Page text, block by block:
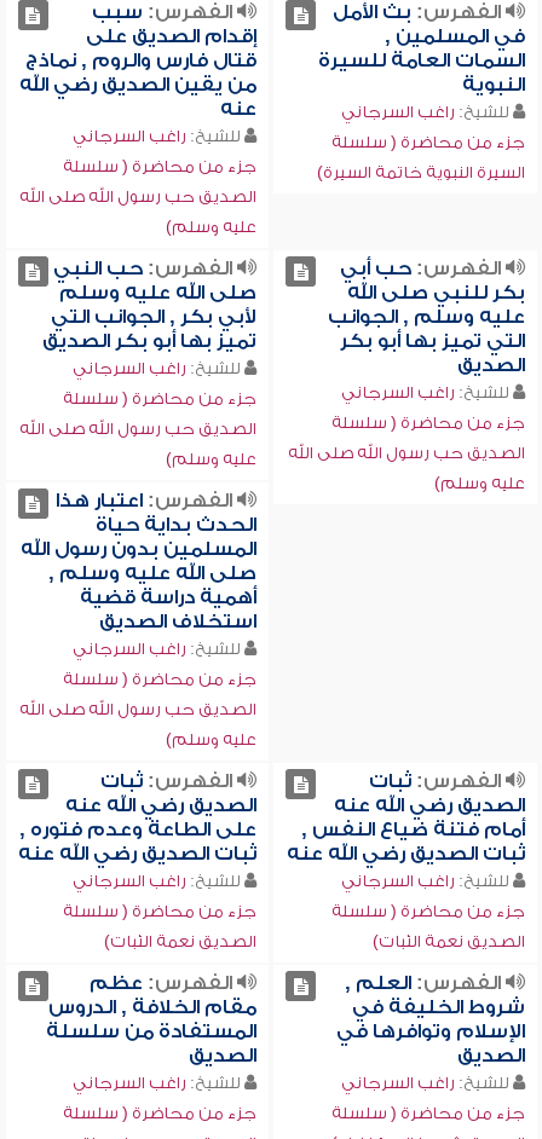
الفهرس: بث الأمل
في المسلمين ,
السمات العامة للسيرة
النبوية
للشيخ: راغب السرجاني
جزء من محاضرة ( سلسلة
السيرة النبوية خاتمة السيرة)
الفهرس: سبب
إقدام الصديق على
قتال فارس والروم , نماذج
من يقين الصديق رضي الله
عنه
للشيخ: راغب السرجاني
جزء من محاضرة ( سلسلة
الصديق حب رسول الله صلى الله
عليه وسلم)
الفهرس:حب أبي
بكر للنبي صلى الله
عليه وسلم , الجوانب
التي تميز بها أبو بكر
الصديق
للشيخ: راغب السرجاني
جزء من محاضرة ( سلسلة
الصديق حب رسول الله صلى الله
عليه وسلم)
الفهرس:حب النبي
صلى الله عليه وسلم
لأبي بكر , الجوانب التي
تميز بها أبو بكر الصديق
للشيخ: راغب السرجاني
جزء من محاضرة ( سلسلة
الصديق حب رسول الله صلى الله
عليه وسلم)
الفهرس:اعتبار هذا
الحدث بداية حياة
المسلمين بدون رسول الله
صلى الله عليه وسلم ,
أهمية دراسة قضية
استخلاف الصديق
للشيخ: راغب السرجاني
جزء من محاضرة ( سلسلة
الصديق حب رسول الله صلى الله
عليه وسلم)
الفهرس:ثبات
الصديق رضي الله عنه
أمام فتنة ضياع النفس ,
ثبات الصديق رضي الله عنه
للشيخ: راغب السرجاني
جزء من محاضرة ( سلسلة
الصديق نعمة الثبات)
الفهرس:ثبات
الصديق رضي الله عنه
على الطاعة وعدم فتوره ,
ثبات الصديق رضي الله عنه
للشيخ: راغب السرجاني
جزء من محاضرة ( سلسلة
الصديق نعمة الثبات)
الفهرس:العلم ,
شروط الخليفة في
الإسلام وتوافرها في
الصديق
للشيخ: راغب السرجاني
جزء من محاضرة ( سلسلة
الفهرس: عظم
مقام الخلافة , الدروس
المستفادة من سلسلة
الصديق
للشيخ: راغب السرجاني
جزء من محاضرة ( سلسلة